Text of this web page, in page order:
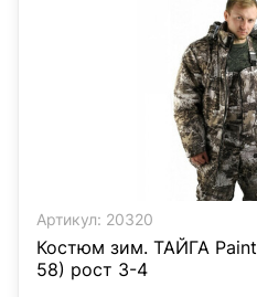
Артикул: 20320
Костюм зим. ТАЙГА
58) рост 3-4